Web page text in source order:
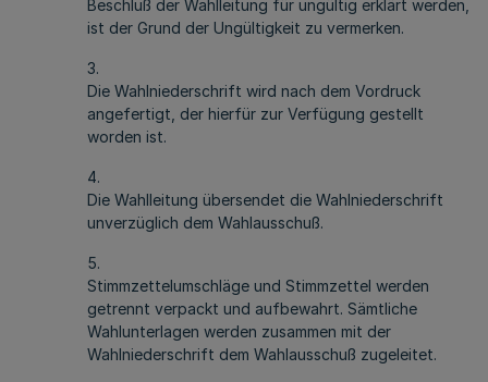
Beschluß der Wahlleitung für ungültig erklärt werden,
ist der Grund der Ungültigkeit zu vermerken.
3.
Die Wahlniederschrift wird nach dem Vordruck
angefertigt, der hierfür zur Verfügung gestellt
worden ist.
4.
Die Wahlleitung übersendet die Wahlniederschrift
unverzüglich dem Wahlausschuß.
5.
Stimmzettelumschläge und Stimmzettel werden
getrennt verpackt und aufbewahrt. Sämtliche
Wahlunterlagen werden zusammen mit der
Wahlniederschrift dem Wahlausschuß zugeleitet.